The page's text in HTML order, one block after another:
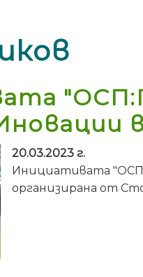
20.03.2023 г.
Инициативата
организирана от